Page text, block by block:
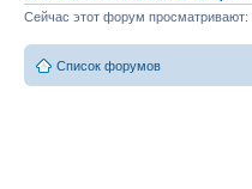
Сейчас этот форум просматривают:
Список форумов